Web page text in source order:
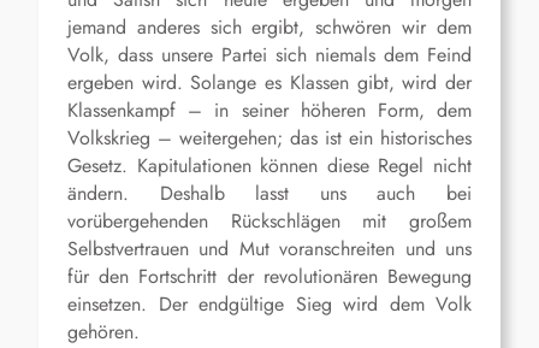
jemand anderes sich ergibt, schwören wir dem
Volk, dass unsere Partei sich niemals dem Feind
ergeben wird. Solange es Klassen gibt, wird der
Klassenkampf – in seiner höheren Form, dem
Volkskrieg – weitergehen; das ist ein historisches
Gesetz. Kapitulationen können diese Regel nicht
ändern. Deshalb lasst uns auch bei
vorübergehenden Rückschlägen mit großem
Selbstvertrauen und Mut voranschreiten und uns
für den Fortschritt der revolutionären Bewegung
einsetzen. Der endgültige Sieg wird dem Volk
gehören.